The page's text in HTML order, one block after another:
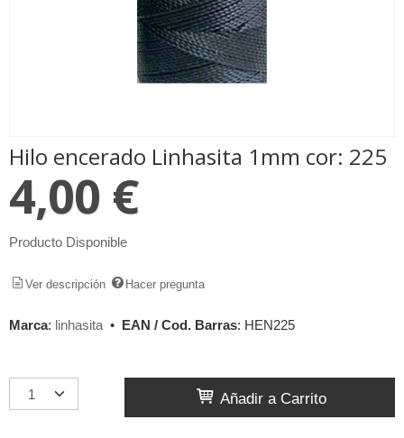
Hilo encerado Linhasita 1mm cor: 225
4,00 €
Producto Disponible
Ver descripción Hacer pregunta
Marca: linhasita • EAN / Cod. Barras: HEN225
Añadir a Carrito